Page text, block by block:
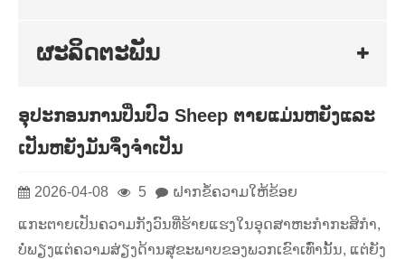
ຜະລິດຕະພັນ
ອຸປະກອນການປິ່ນປົວ Sheep ຕາຍແມ່ນຫຍັງແລະ
ເປັນຫຍັງມັນຈຶ່ງຈໍາເປັນ
2026-04-08 5 ຝາກຂໍ້ຄວາມໃຫ້ຂ້ອຍ
ແກະຕາຍເປັນຄວາມກັງວົນທີ່ຮ້າຍແຮງໃນອຸດສາຫະກໍາກະສິກໍາ,
ບໍ່ພຽງແຕ່ຄວາມສ່ຽງດ້ານສຸຂະພາບຂອງພວກເຂົາເທົ່ານັ້ນ, ແຕ່ຍັງ